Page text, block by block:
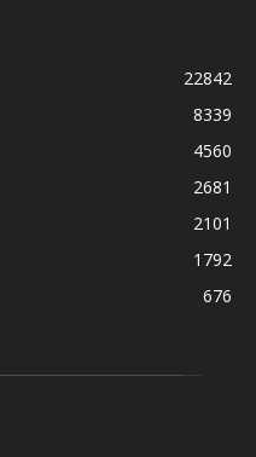
22842
8339
4560
2681
2101
1792
676